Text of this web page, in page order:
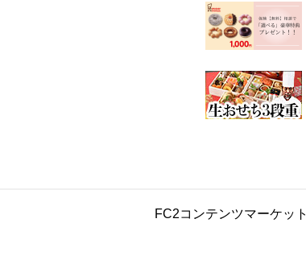
FC2コンテンツマーケット